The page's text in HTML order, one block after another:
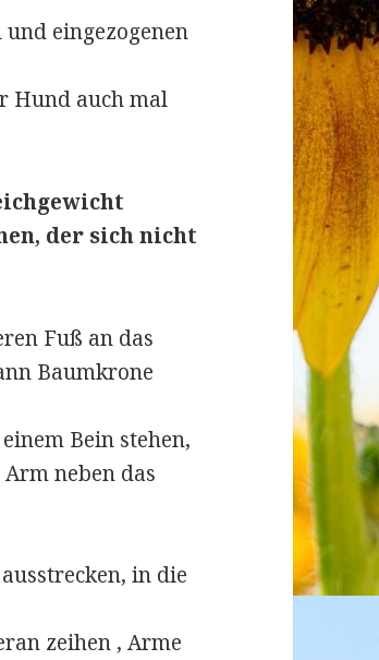
eingezogenen
Hund auch mal
der sich nicht
Fuß an das
Baumkrone
Bein stehen,
neben das
in die
zeihen , Arme